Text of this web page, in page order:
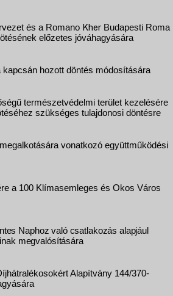
és a Romano Kher Budapesti Roma
előzetes jóváhagyására
hozott döntés módosítására
természetvédelmi terület kezelésére
szükséges tulajdonosi döntésre
vonatkozó együttműködési
a 100 Klímasemleges és Okos Város
Naphoz való csatlakozás alapjául
megvalósítására
Alapítvány 144/370-